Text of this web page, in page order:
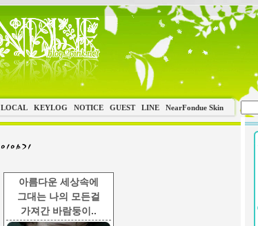
아름다운 세상속에
그대는 나의 모든걸
가져간 바람둥이..
LOCAL KEYLOG NOTICE GUEST LINE NearFondue Skin